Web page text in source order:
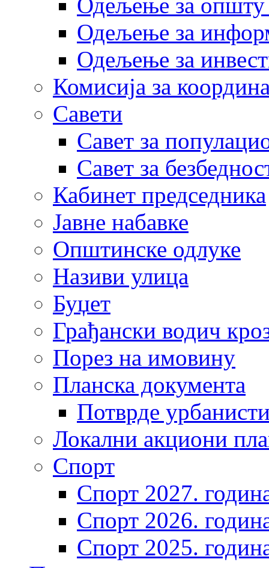
Одељење за
Одељење за
Комисија за
Савети
Савет за
Савет за
Кабинет председника
Јавне набавке
Општинске одлуке
Називи улица
Буџет
Грађански водич
Порез на имовину
Планска документа
Потврде
Локални акциони
Спорт
Спорт 2027.
Спорт 2026.
Спорт 2025.